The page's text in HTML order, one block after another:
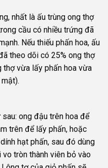
nhất là ấu trùng ong thợ
cầu có nhiều trứng đã
Nếu thiếu phấn hoa, ấu
theo dõi có 25% ong thợ
thợ vừa lấy phấn hoa vừa
ong đậu trên hoa để
trên để lấy phấn, hoặc
hạt phấn, sau đó dùng
tròn thành viên bỏ vào